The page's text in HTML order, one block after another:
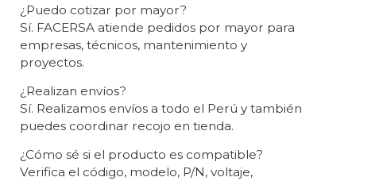
¿Puedo cotizar por mayor?
Sí. FACERSA atiende pedidos por mayor para
empresas, técnicos, mantenimiento y
proyectos.
¿Realizan envíos?
Sí. Realizamos envíos a todo el Perú y también
puedes coordinar recojo en tienda.
¿Cómo sé si el producto es compatible?
Verifica el código, modelo, P/N, voltaje,